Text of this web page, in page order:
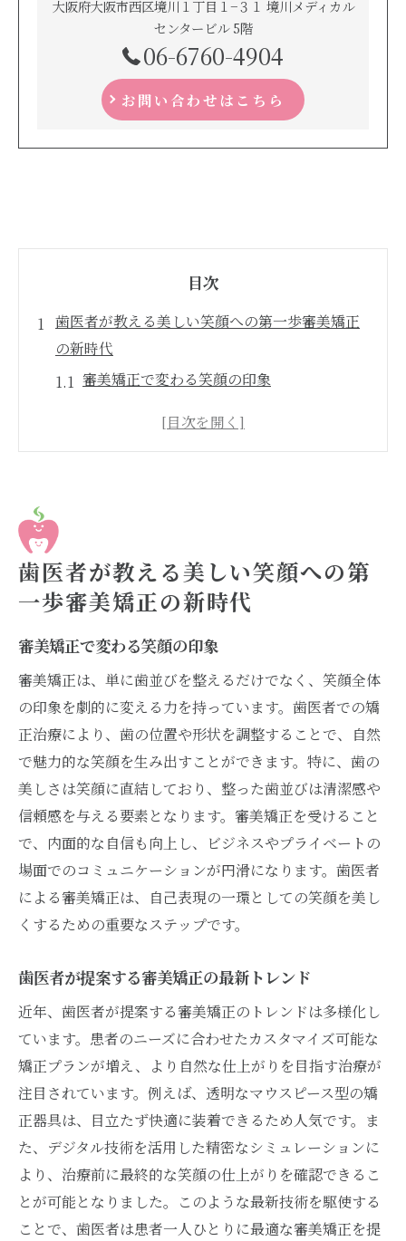
大阪府大阪市西区境川１丁目１−３１ 境川メディカル
センタービル 5階
06-6760-4904
お問い合わせはこちら
目次
歯医者が教える美しい笑顔への第一歩審美矯正
の新時代
審美矯正で変わる笑顔の印象
歯医者の視点から見る審美矯正で得られる健康
的なメリット
歯医者が解説する審美矯正と健康の関係
審美矯正で改善する噛み合わせの効果
歯医者が薦める審美矯正による口腔内の健
康維持
審美矯正の健康効果を最大限に引き出す方
法
歯医者が語る審美矯正の健康面での利点
最新の矯正技術で手に入れる笑顔の自信歯医者
が薦める方法
自信を高めるための最新審美矯正技術
笑顔に自信を持つための矯正技術選び
最新技術を活用した審美矯正の効果
歯医者が薦める最新の矯正技術とその利点
最新技術で実感できる笑顔の変化
歯医者が解説する輝く笑顔を作る審美矯正の秘
訣
輝く笑顔を作るための審美矯正のポイント
歯医者が教える審美矯正の成功のカギ
笑顔を輝かせるための審美矯正技術
歯医者が教える美しい笑顔への第
一歩審美矯正の新時代
審美矯正で変わる笑顔の印象
審美矯正は、単に歯並びを整えるだけでなく、笑顔全体
の印象を劇的に変える力を持っています。歯医者での矯
正治療により、歯の位置や形状を調整することで、自然
で魅力的な笑顔を生み出すことができます。特に、歯の
美しさは笑顔に直結しており、整った歯並びは清潔感や
信頼感を与える要素となります。審美矯正を受けること
で、内面的な自信も向上し、ビジネスやプライベートの
場面でのコミュニケーションが円滑になります。歯医者
による審美矯正は、自己表現の一環としての笑顔を美し
くするための重要なステップです。
歯医者が提案する審美矯正の最新トレンド
近年、歯医者が提案する審美矯正のトレンドは多様化し
ています。患者のニーズに合わせたカスタマイズ可能な
矯正プランが増え、より自然な仕上がりを目指す治療が
注目されています。例えば、透明なマウスピース型の矯
正器具は、目立たず快適に装着できるため人気です。ま
た、デジタル技術を活用した精密なシミュレーションに
より、治療前に最終的な笑顔の仕上がりを確認できるこ
とが可能となりました。このような最新技術を駆使する
ことで、歯医者は患者一人ひとりに最適な審美矯正を提